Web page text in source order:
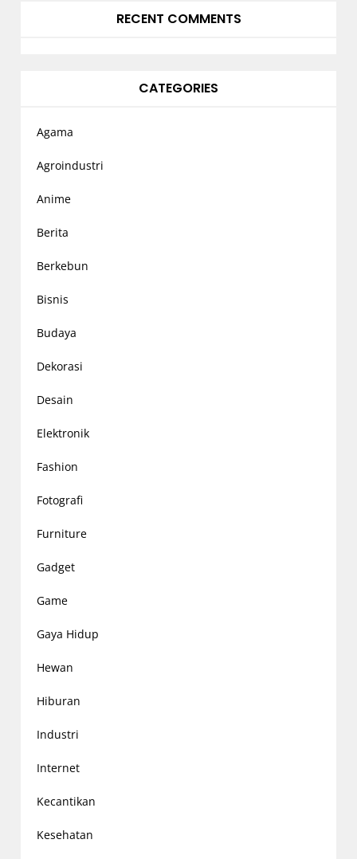
RECENT COMMENTS
CATEGORIES
Agama
Agroindustri
Anime
Berita
Berkebun
Bisnis
Budaya
Dekorasi
Desain
Elektronik
Fashion
Fotografi
Furniture
Gadget
Game
Gaya Hidup
Hewan
Hiburan
Industri
Internet
Kecantikan
Kesehatan